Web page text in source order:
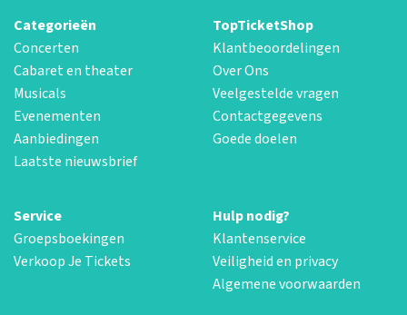
Categorieën
Concerten
Cabaret en theater
Musicals
Evenementen
Aanbiedingen
Laatste nieuwsbrief
TopTicketShop
Klantbeoordelingen
Over Ons
Veelgestelde vragen
Contactgegevens
Goede doelen
Service
Groepsboekingen
Verkoop Je Tickets
Hulp nodig?
Klantenservice
Veiligheid en privacy
Algemene voorwaarden